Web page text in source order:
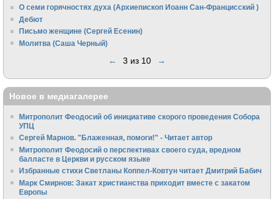
О семи горячностях духа (Архиепископ Иоанн Сан-Францисский )
Дебют
Письмо женщине (Сергей Есенин)
Молитва (Саша Черный)
← 3 из 10 →
Новое в медиагалерее
Митрополит Феодосий об инициативе скорого проведения Собора
УПЦ
Сергей Марнов. "Блаженная, помоги!" - Читает автор
Митрополит Феодосий о перспективах своего суда, вредном
балласте в Церкви и русском языке
Избранные стихи Светланы Коппел-Ковтун читает Дмитрий Бабич
Марк Смирнов: Закат христианства приходит вместе с закатом
Европы